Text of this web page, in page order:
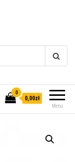
Menu
0
0,00zł